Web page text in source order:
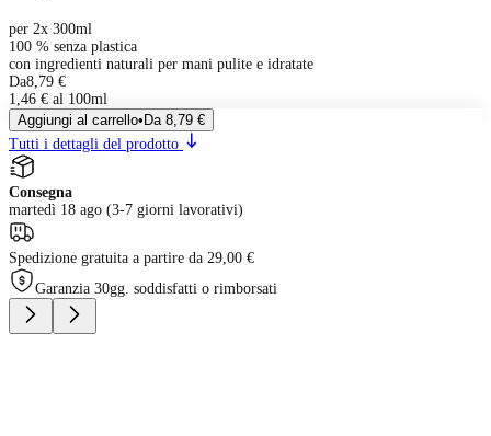
per 2x 300ml
100 % senza plastica
con ingredienti naturali per mani pulite e idratate
Da8,79 €
1,46 € al 100ml
Aggiungi al carrello•Da 8,79 €
Tutti i dettagli del prodotto
Consegna
martedì 18 ago (3-7 giorni lavorativi)
Spedizione gratuita a partire da 29,00 €
Garanzia 30gg. soddisfatti o rimborsati